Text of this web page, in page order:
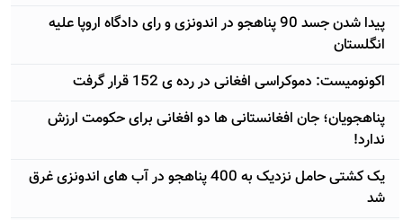
پیدا شدن جسد 90 پناهجو در اندونزی و رای دادگاه اروپا علیه
انگلستان
اکونومیست: دموکراسی افغانی در رده ی 152 قرار گرفت
پناهجویان؛ جان افغانستانی ها دو افغانی برای حکومت ارزش
ندارد!
یک کشتی حامل نزدیک به 400 پناهجو در آب های اندونزی غرق
شد